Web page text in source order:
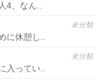
4、なん..
未分類
に休憩し..
未分類
入ってい..